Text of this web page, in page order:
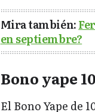
Mira también:
en septiembre?
Bono yape
El Bono Yape de